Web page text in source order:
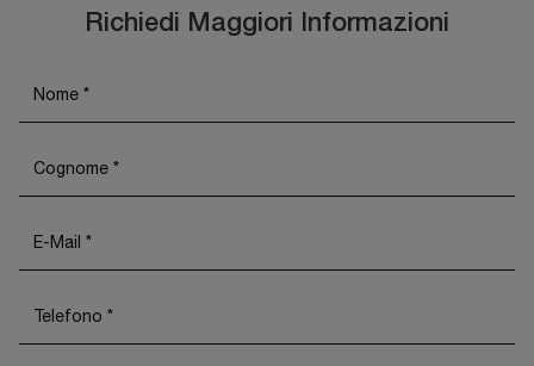
Richiedi Maggiori Informazioni